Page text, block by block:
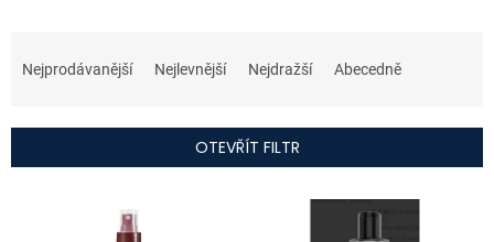
a
í
Nejprodávanější Nejlevnější Nejdražší Abecedně
OTEVŘÍT FILTR